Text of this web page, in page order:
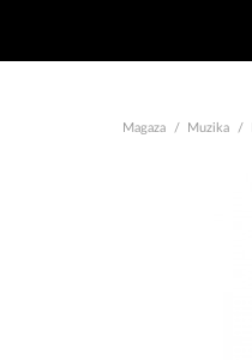
Magaza Muzika